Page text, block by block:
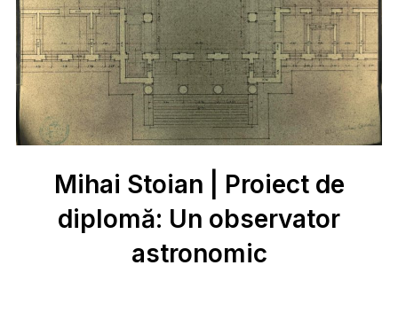
Mihai Stoian | Proiect de
diplomă: Un observator
astronomic